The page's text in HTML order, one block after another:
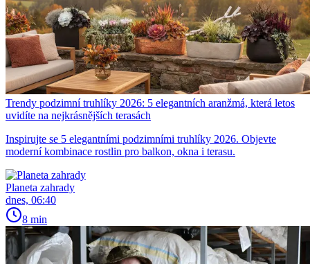
Trendy podzimní truhlíky 2026: 5 elegantních aranžmá, která letos
uvidíte na nejkrásnějších terasách
Inspirujte se 5 elegantními podzimními truhlíky 2026. Objevte
moderní kombinace rostlin pro balkon, okna i terasu.
Planeta zahrady
dnes, 06:40
8 min